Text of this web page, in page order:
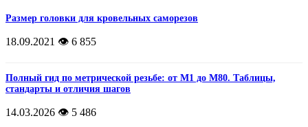
Размер головки для кровельных саморезов
18.09.2021 👁️ 6 855
Полный гид по метрической резьбе: от М1 до М80. Таблицы,
стандарты и отличия шагов
14.03.2026 👁️ 5 486